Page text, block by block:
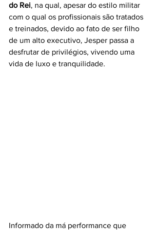
do Rei, na qual, apesar do estilo militar
com o qual os profissionais são tratados
e treinados, devido ao fato de ser filho
de um alto executivo, Jesper passa a
desfrutar de privilégios, vivendo uma
vida de luxo e tranquilidade.
Informado da má performance que